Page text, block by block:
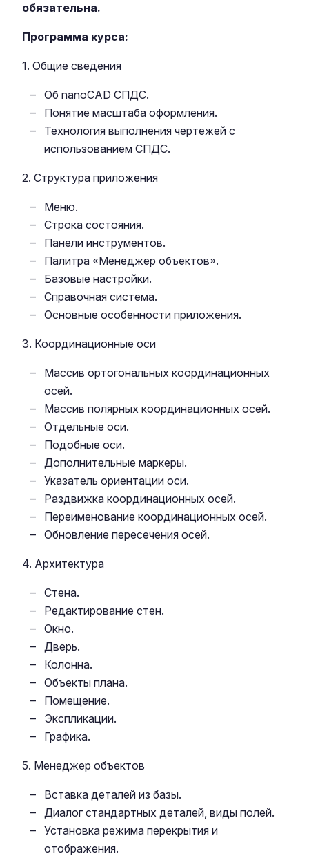
обязательна.
Программа курса:
1. Общие сведения
Об nanoCAD CПДС.
Понятие масштаба оформления.
Технология выполнения чертежей с
использованием СПДС.
2. Структура приложения
Меню.
Строка состояния.
Панели инструментов.
Палитра «Менеджер объектов».
Базовые настройки.
Справочная система.
Основные особенности приложения.
3. Координационные оси
Массив ортогональных координационных
осей.
Массив полярных координационных осей.
Отдельные оси.
Подобные оси.
Дополнительные маркеры.
Указатель ориентации оси.
Раздвижка координационных осей.
Переименование координационных осей.
Обновление пересечения осей.
4. Архитектура
Стена.
Редактирование стен.
Окно.
Дверь.
Колонна.
Объекты плана.
Помещение.
Экспликации.
Графика.
5. Менеджер объектов
Вставка деталей из базы.
Диалог стандартных деталей, виды полей.
Установка режима перекрытия и
отображения.